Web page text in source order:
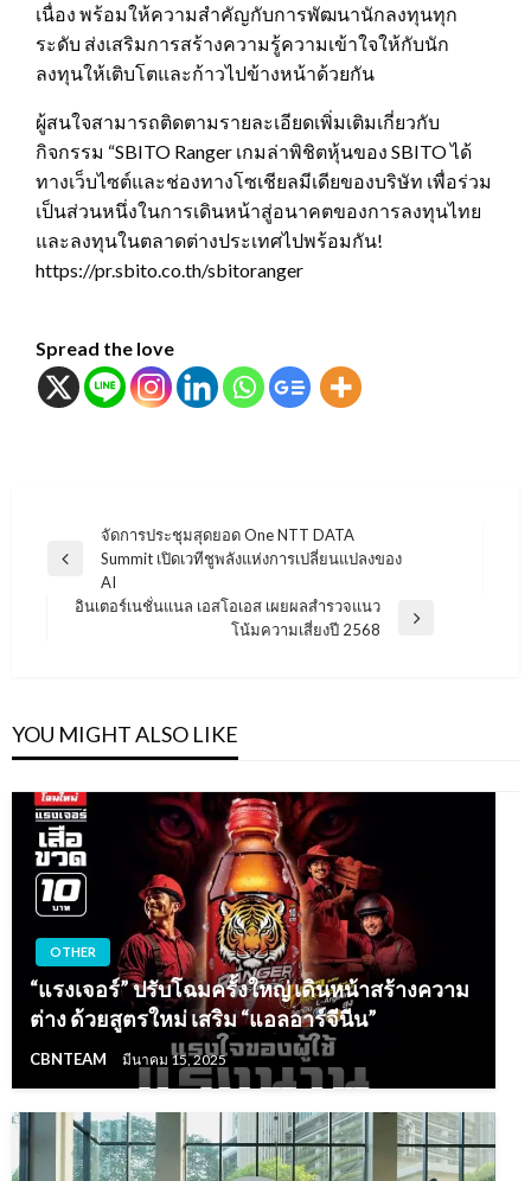
เนื่อง พร้อมให้ความสำคัญกับการพัฒนานักลงทุนทุก
ระดับ ส่งเสริมการสร้างความรู้ความเข้าใจให้กับนัก
ลงทุนให้เติบโตและก้าวไปข้างหน้าด้วยกัน
ผู้สนใจสามารถติดตามรายละเอียดเพิ่มเติมเกี่ยวกับ
กิจกรรม “SBITO Ranger เกมล่าพิชิตหุ้นของ SBITO ได้
ทางเว็บไซต์และช่องทางโซเชียลมีเดียของบริษัท เพื่อร่วม
เป็นส่วนหนึ่งในการเดินหน้าสู่อนาคตของการลงทุนไทย
และลงทุนในตลาดต่างประเทศไปพร้อมกัน!
https://pr.sbito.co.th/sbitoranger
Spread the love
แนะแนว
เรื่อง
Previous
จัดการประชุมสุดยอด One NTT DATA
Summit เปิดเวทีชูพลังแห่งการเปลี่ยนแปลงของ
AI
อินเตอร์เนชั่นแนล เอสโอเอส เผยผลสำรวจแนว
โน้มความเสี่ยงปี 2568
YOU MIGHT ALSO LIKE
OTHER
“แรงเจอร์” ปรับโฉมครั้งใหญ่ เดินหน้าสร้างความ
ต่าง ด้วยสูตรใหม่ เสริม “แอลอาร์จีนีน”
CBNTEAM มีนาคม 15, 2025